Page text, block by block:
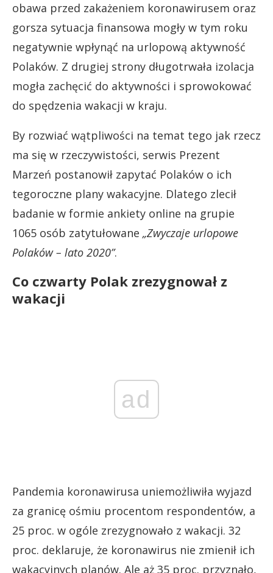
obawa przed zakażeniem koronawirusem oraz
gorsza sytuacja finansowa mogły w tym roku
negatywnie wpłynąć na urlopową aktywność
Polaków. Z drugiej strony długotrwała izolacja
mogła zachęcić do aktywności i sprowokować
do spędzenia wakacji w kraju.
By rozwiać wątpliwości na temat tego jak rzecz
ma się w rzeczywistości, serwis Prezent
Marzeń postanowił zapytać Polaków o ich
tegoroczne plany wakacyjne. Dlatego zlecił
badanie w formie ankiety online na grupie
1065 osób zatytułowane „Zwyczaje urlopowe
Polaków – lato 2020”.
Co czwarty Polak zrezygnował z
wakacji
ad
Pandemia koronawirusa uniemożliwiła wyjazd
za granicę ośmiu procentom respondentów, a
25 proc. w ogóle zrezygnowało z wakacji. 32
proc. deklaruje, że koronawirus nie zmienił ich
wakacyjnych planów. Ale aż 35 proc. przyznało,